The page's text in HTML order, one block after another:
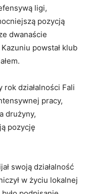
ligi,
pozycją
dwanaście
powstał klub
działalności Fali
pracy,
drużyny,
pozycję
swoją działalność
w życiu lokalnej